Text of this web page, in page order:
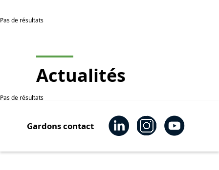
Pas de résultats
Actualités
Pas de résultats
Gardons contact